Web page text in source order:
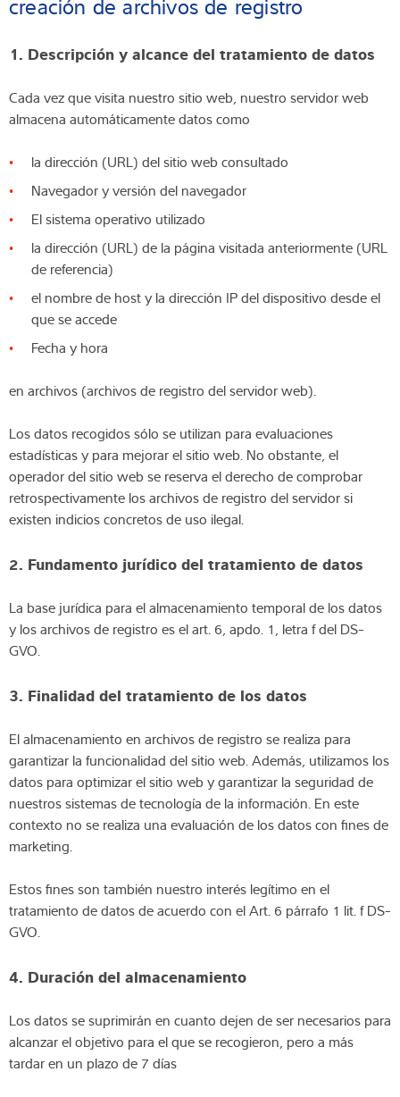
creación de archivos de registro
1. Descripción y alcance del tratamiento de datos
Cada vez que visita nuestro sitio web, nuestro servidor web
almacena automáticamente datos como
la dirección (URL) del sitio web consultado
Navegador y versión del navegador
El sistema operativo utilizado
la dirección (URL) de la página visitada anteriormente (URL
de referencia)
el nombre de host y la dirección IP del dispositivo desde el
que se accede
Fecha y hora
en archivos (archivos de registro del servidor web).
Los datos recogidos sólo se utilizan para evaluaciones
estadísticas y para mejorar el sitio web. No obstante, el
operador del sitio web se reserva el derecho de comprobar
retrospectivamente los archivos de registro del servidor si
existen indicios concretos de uso ilegal.
2. Fundamento jurídico del tratamiento de datos
La base jurídica para el almacenamiento temporal de los datos
y los archivos de registro es el art. 6, apdo. 1, letra f del DS-
GVO.
3. Finalidad del tratamiento de los datos
El almacenamiento en archivos de registro se realiza para
garantizar la funcionalidad del sitio web. Además, utilizamos los
datos para optimizar el sitio web y garantizar la seguridad de
nuestros sistemas de tecnología de la información. En este
contexto no se realiza una evaluación de los datos con fines de
marketing.
Estos fines son también nuestro interés legítimo en el
tratamiento de datos de acuerdo con el Art. 6 párrafo 1 lit. f DS-
GVO.
4. Duración del almacenamiento
Los datos se suprimirán en cuanto dejen de ser necesarios para
alcanzar el objetivo para el que se recogieron, pero a más
tardar en un plazo de 7 días